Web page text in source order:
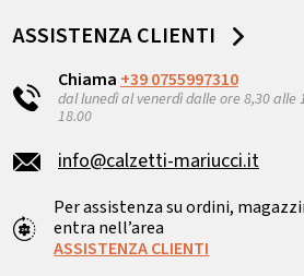
ASSISTENZA CLIENTI
Chiama +39 0755997310
dal lunedì al venerdì dalle ore 8,30 alle
18.00
info@calzetti-mariucci.it
Per assistenza su ordini,
entra nell’area
ASSISTENZA CLIENTI